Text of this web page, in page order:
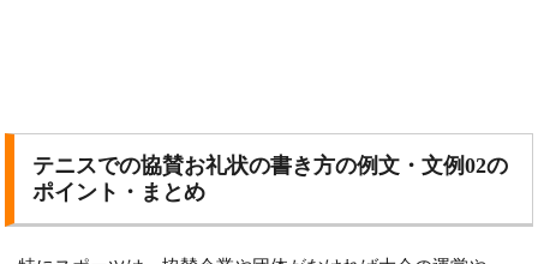
テニスでの協賛お礼状の書き方の例文・文例02の
ポイント・まとめ